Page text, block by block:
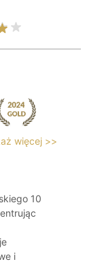
więcej >>
10
i